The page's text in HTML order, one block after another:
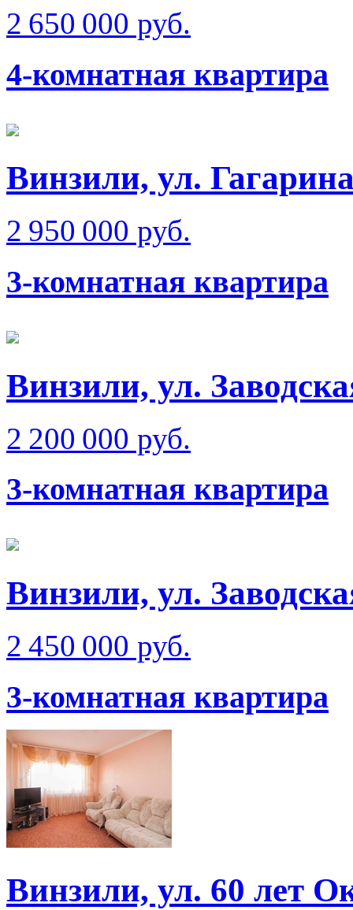
2 650 000 руб.
4-комнатная квартира
Винзили, ул.
2 950 000 руб.
3-комнатная квартира
Винзили, ул.
2 200 000 руб.
3-комнатная квартира
Винзили, ул.
2 450 000 руб.
3-комнатная квартира
Винзили, ул. 60 лет